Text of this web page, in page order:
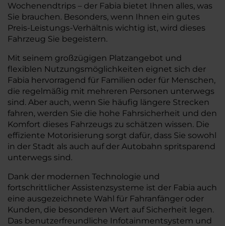
Wochenendtrips – der Fabia bietet Ihnen alles, was
Sie brauchen. Besonders, wenn Ihnen ein gutes
Preis-Leistungs-Verhältnis wichtig ist, wird dieses
Fahrzeug Sie begeistern.
Mit seinem großzügigen Platzangebot und
flexiblen Nutzungsmöglichkeiten eignet sich der
Fabia hervorragend für Familien oder für Menschen,
die regelmäßig mit mehreren Personen unterwegs
sind. Aber auch, wenn Sie häufig längere Strecken
fahren, werden Sie die hohe Fahrsicherheit und den
Komfort dieses Fahrzeugs zu schätzen wissen. Die
effiziente Motorisierung sorgt dafür, dass Sie sowohl
in der Stadt als auch auf der Autobahn spritsparend
unterwegs sind.
Dank der modernen Technologie und
fortschrittlicher Assistenzsysteme ist der Fabia auch
eine ausgezeichnete Wahl für Fahranfänger oder
Kunden, die besonderen Wert auf Sicherheit legen.
Das benutzerfreundliche Infotainmentsystem und